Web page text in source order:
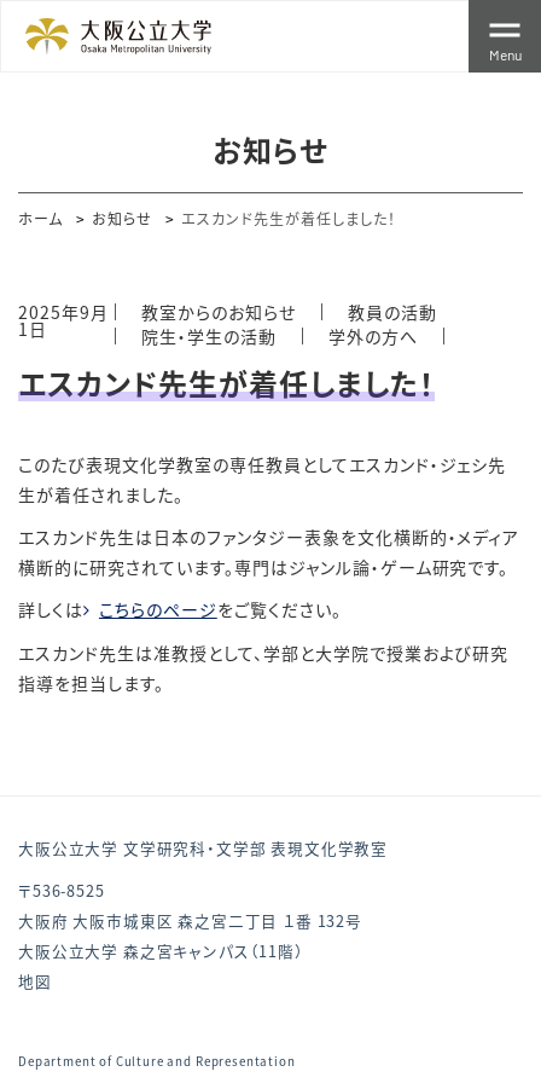
Menu
お知らせ
ホーム お知らせ エスカンド先生が着任しました！
2025年9月
1日
教室からのお知らせ
教員の活動
院生・学生の活動
学外の方へ
エスカンド先生が着任しました！
このたび表現文化学教室の専任教員としてエスカンド・ジェシ先
生が着任されました。
エスカンド先生は日本のファンタジー表象を文化横断的・メディア
横断的に研究されています。専門はジャンル論・ゲーム研究です。
詳しくは
こちらのページをご覧ください。
エスカンド先生は准教授として、学部と大学院で授業および研究
指導を担当します。
大阪公立大学 文学研究科・文学部 表現文化学教室
〒536-8525
大阪府 大阪市城東区 森之宮二丁目 １番 132号
大阪公立大学 森之宮キャンパス（11階）
地図
Department of Culture and Representation